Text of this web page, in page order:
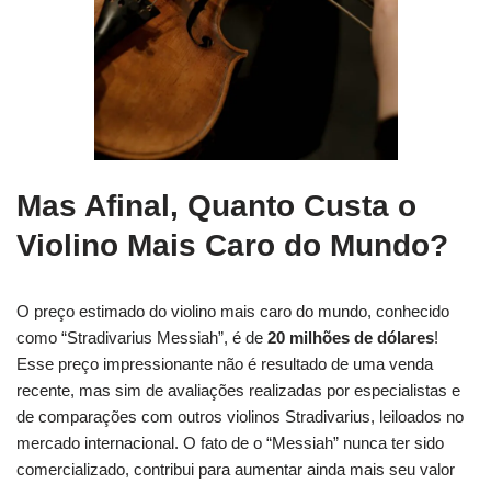
Mas Afinal, Quanto Custa o
Violino Mais Caro do Mundo?
O preço estimado do violino mais caro do mundo, conhecido
como “Stradivarius Messiah”, é de 20 milhões de dólares!
Esse preço impressionante não é resultado de uma venda
recente, mas sim de avaliações realizadas por especialistas e
de comparações com outros violinos Stradivarius, leiloados no
mercado internacional. O fato de o “Messiah” nunca ter sido
comercializado, contribui para aumentar ainda mais seu valor